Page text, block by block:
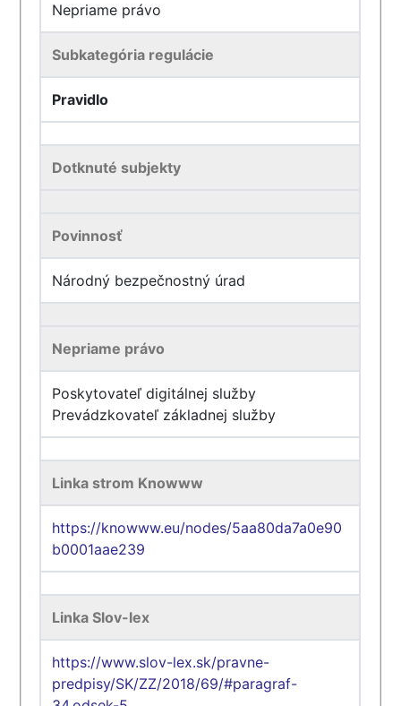
Nepriame právo
Subkategória regulácie
Pravidlo
Dotknuté subjekty
Povinnosť
Národný bezpečnostný úrad
Nepriame právo
Poskytovateľ digitálnej služby
Prevádzkovateľ základnej služby
Linka strom Knowww
https://knowww.eu/nodes/5aa80da7a0e90
b0001aae239
Linka Slov-lex
https://www.slov-lex.sk/pravne-
predpisy/SK/ZZ/2018/69/#paragraf-